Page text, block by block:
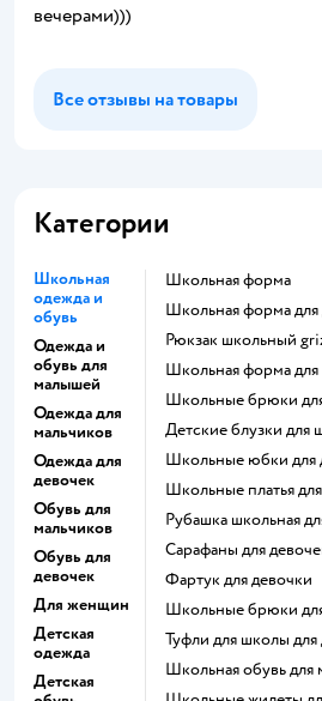
вечерами)))
Все отзывы на товары
Категории
Школьная
одежда и
обувь
Одежда и
обувь для
малышей
Одежда для
мальчиков
Одежда для
девочек
Обувь для
мальчиков
Обувь для
девочек
Для женщин
Детская
одежда
Детская
Школьная форма
Школьная форма
Рюкзак школьный
Школьная форма
Школьные брюки
Детские блузки для
Школьные юбки для
Школьные платья
Рубашка школьная
Сарафаны для
Фартук для девочки
Школьные брюки
Туфли для школы для
Школьная обувь